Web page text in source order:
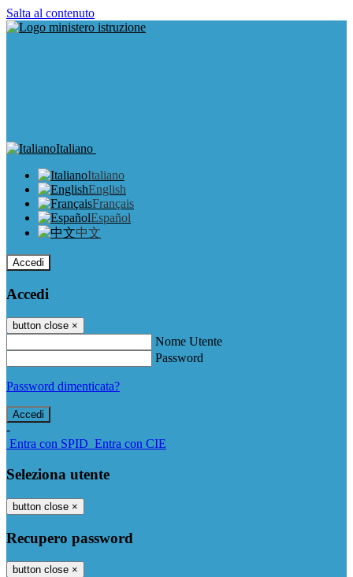
Salta al contenuto
Italiano
Italiano
English
Français
Español
中文
Accedi
Accedi
button close ×
Nome Utente
Password
Password dimenticata?
-
Entra con SPID Entra con CIE
Seleziona utente
button close ×
Recupero password
button close ×